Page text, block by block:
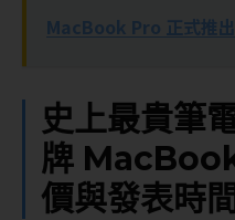
MacBook Pro 正式推出
史上最貴筆
牌
價與發表時